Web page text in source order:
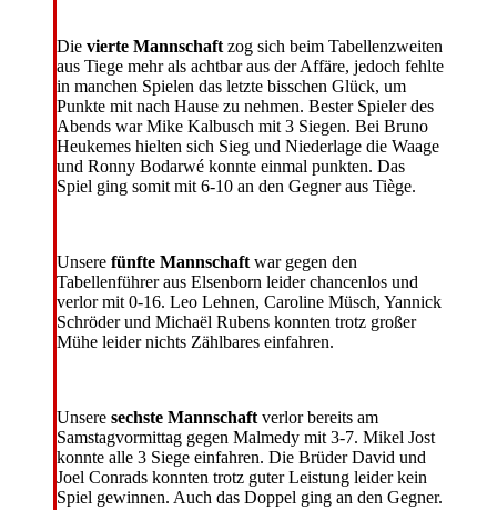
Die vierte Mannschaft zog sich beim Tabellenzweiten
aus Tiege mehr als achtbar aus der Affäre, jedoch fehlte
in manchen Spielen das letzte bisschen Glück, um
Punkte mit nach Hause zu nehmen. Bester Spieler des
Abends war Mike Kalbusch mit 3 Siegen. Bei Bruno
Heukemes hielten sich Sieg und Niederlage die Waage
und Ronny Bodarwé konnte einmal punkten. Das
Spiel ging somit mit 6-10 an den Gegner aus Tiège.
Unsere fünfte Mannschaft war gegen den
Tabellenführer aus Elsenborn leider chancenlos und
verlor mit 0-16. Leo Lehnen, Caroline Müsch, Yannick
Schröder und Michaël Rubens konnten trotz großer
Mühe leider nichts Zählbares einfahren.
Unsere sechste Mannschaft verlor bereits am
Samstagvormittag gegen Malmedy mit 3-7. Mikel Jost
konnte alle 3 Siege einfahren. Die Brüder David und
Joel Conrads konnten trotz guter Leistung leider kein
Spiel gewinnen. Auch das Doppel ging an den Gegner.